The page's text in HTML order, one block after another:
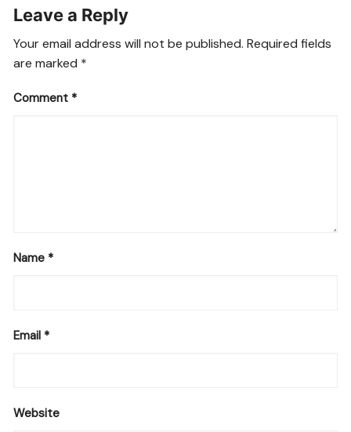
Leave a Reply
Your email address will not be published. Required fields
are marked *
Comment *
Name *
Email *
Website